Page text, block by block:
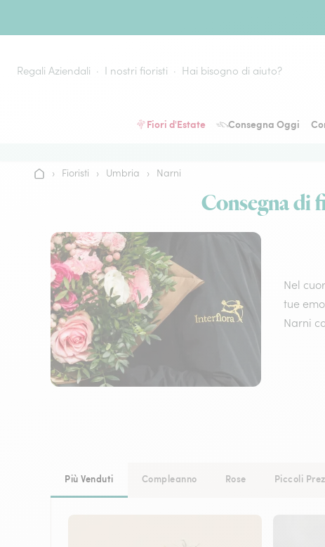
Regali Aziendali I nostri fioristi Hai bisogno di aiuto?
Fiori d'Estate Consegna Oggi
Home› Fioristi › Umbria › Narni
Consegna di
Nel
tue
Narni
Più Venduti Compleanno Rose Piccoli